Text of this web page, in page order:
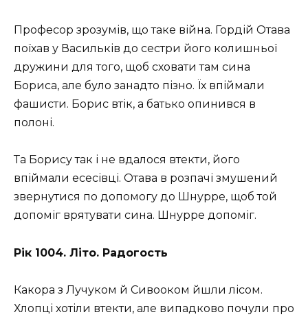
Професор зрозумів, що таке війна. Гордій Отава
поїхав у Васильків до сестри його колишньої
дружини для того, щоб сховати там сина
Бориса, але було занадто пізно. Їх впіймали
фашисти. Борис втік, а батько опинився в
полоні.
Та Борису так і не вдалося втекти, його
впіймали есесівці. Отава в розпачі змушений
звернутися по допомогу до Шнурре, щоб той
допоміг врятувати сина. Шнурре допоміг.
Рік 1004. Літо. Радогость
Какора з Лучуком й Сивооком йшли лісом.
Хлопці хотіли втекти, але випадково почули про